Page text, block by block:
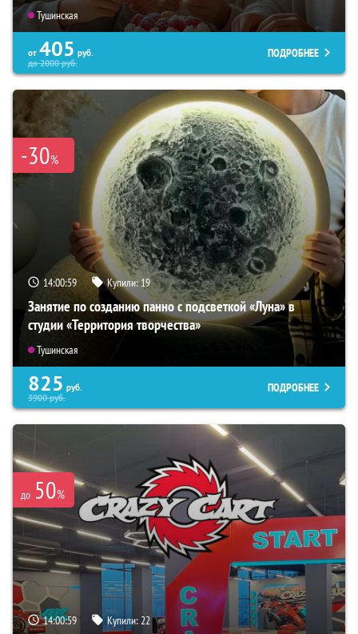
Тушинская
от 405 руб.
до2000руб.
ПОДРОБНЕЕ
-30%
14:00:57 Купили:19
Занятие по созданию панно с подсветкой «Луна» в
студии «Территория творчества»
Тушинская
825 руб.
3900руб.
ПОДРОБНЕЕ
до 50%
14:00:57 Купили:22